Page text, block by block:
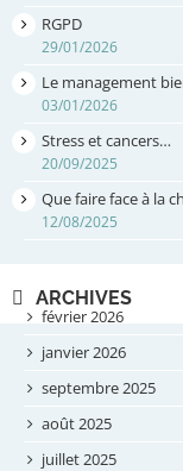
RGPD
29/01/2026
Le management
03/01/2026
Stress et cancers…
20/09/2025
Que faire face à la
12/08/2025
ARCHIVES
février 2026
janvier 2026
septembre 2025
août 2025
juillet 2025